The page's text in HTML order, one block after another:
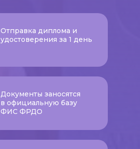
Отправка диплома и
удостоверения за 1 день
Документы заносятся
в официальную базу
ФИС ФРДО